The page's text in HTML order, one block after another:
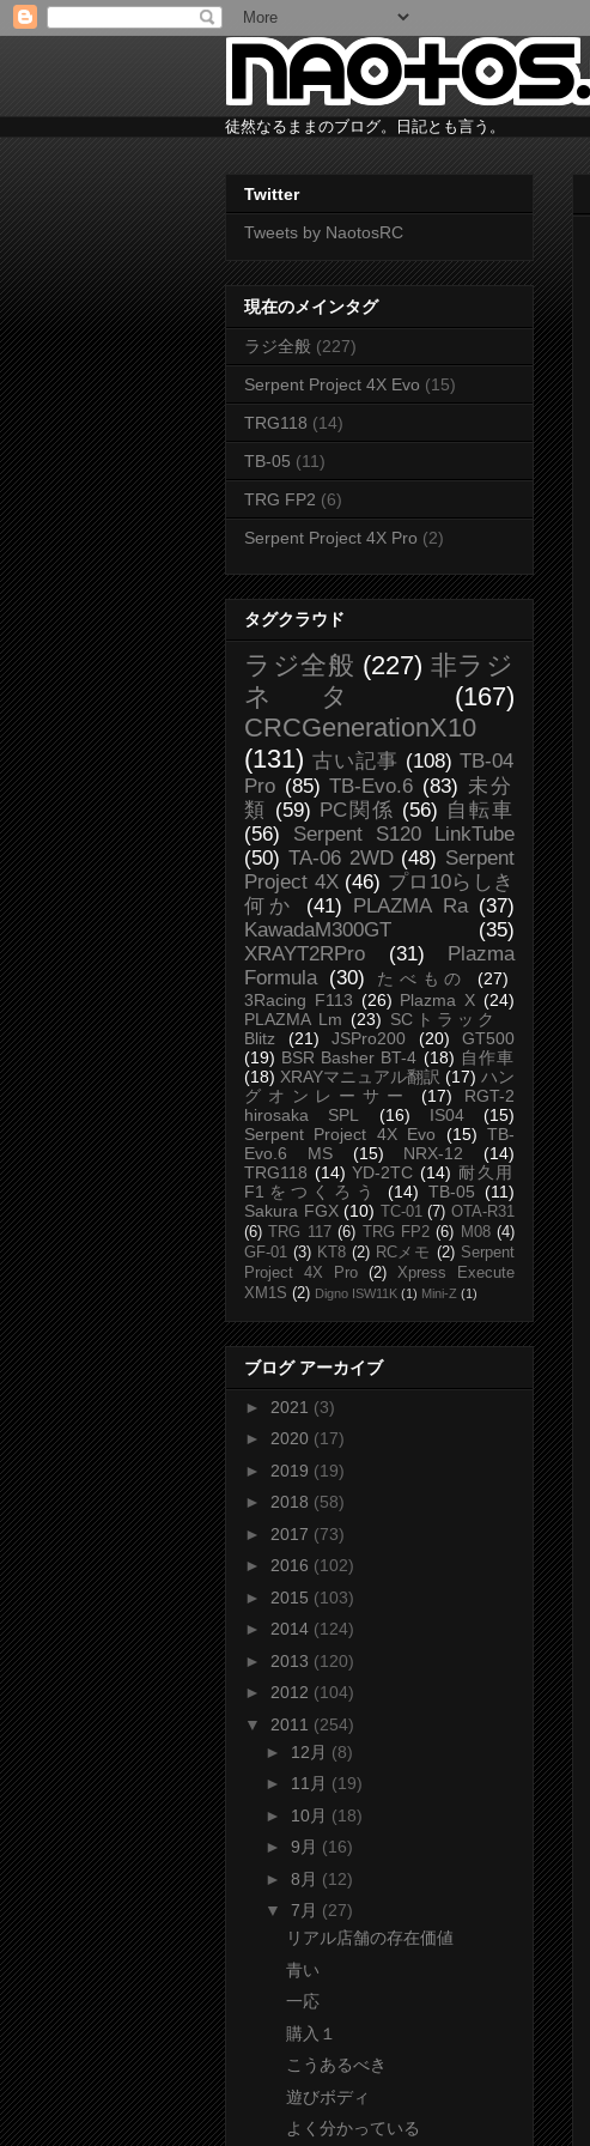
徒然なるままのブログ。日記とも言う。
Twitter
Tweets by NaotosRC
現在のメインタグ
ラジ全般 (227)
Serpent Project 4X Evo (15)
TRG118 (14)
TB-05 (11)
TRG FP2 (6)
Serpent Project 4X Pro (2)
タグクラウド
ラジ全般 (227) 非ラジ
ネタ
(167)
CRCGenerationX10
(131) 古い記事 (108) TB-04
Pro (85) TB-Evo.6 (83) 未分
類
(59) PC関係 (56) 自転車
(56)
Serpent S120 LinkTube
(50) TA-06 2WD (48) Serpent
Project 4X (46) プロ10らしき
何か
(41) PLAZMA Ra (37)
KawadaM300GT
(35)
XRAYT2RPro
(31)
Plazma
Formula (30) たべもの
(27)
3Racing F113 (26) Plazma X (24)
PLAZMA Lm (23) SCトラック
Blitz
(21) JSPro200 (20)
GT500
(19) BSR Basher BT-4 (18) 自作車
(18) XRAYマニュアル翻訳 (17) ハン
グオンレーサー
(17)
RGT-2
hirosaka SPL
(16) IS04
(15)
Serpent Project 4X Evo
(15) TB-
Evo.6 MS
(15) NRX-12
(14)
TRG118 (14) YD-2TC (14) 耐久用
F1をつくろう
(14) TB-05 (11)
Sakura FGX (10) TC-01 (7) OTA-R31
(6)
TRG 117 (6) TRG FP2 (6) M08 (4)
GF-01 (3) KT8 (2) RCメモ (2) Serpent
Project 4X Pro
(2)
Xpress Execute
XM1S (2) Digno ISW11K (1) Mini-Z (1)
ブログ アーカイブ
► 2021 (3)
► 2020 (17)
► 2019 (19)
► 2018 (58)
► 2017 (73)
► 2016 (102)
► 2015 (103)
► 2014 (124)
► 2013 (120)
► 2012 (104)
▼ 2011 (254)
► 12月 (8)
► 11月 (19)
► 10月 (18)
► 9月 (16)
► 8月 (12)
▼ 7月 (27)
リアル店舗の存在価値
青い
一応
購入１
こうあるべき
遊びボディ
よく分かっている